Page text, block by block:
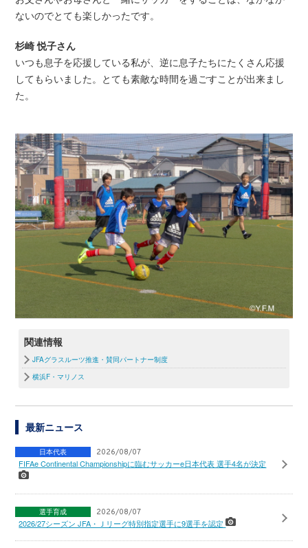
ないのでとても楽しかったです。
杉崎 悦子さん
いつも息子を応援している私が、逆に息子たちにたくさん応援
してもらいました。とても素敵な時間を過ごすことが出来まし
た。
関連情報
JFAグラスルーツ推進・賛同パートナー制度
横浜F・マリノス
最新ニュース
日本代表 2026/08/07
FIFAe Continental Championshipに臨むサッカーe日本代表 選手4名が決定
選手育成 2026/08/07
2026/27シーズン JFA・Ｊリーグ特別指定選手に9選手を認定